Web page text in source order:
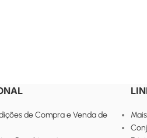
de Compra e Venda de